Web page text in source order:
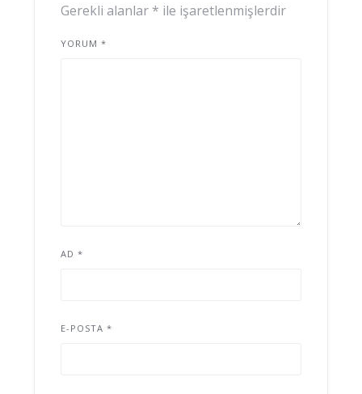
Gerekli alanlar * ile işaretlenmişlerdir
YORUM *
AD *
E-POSTA *